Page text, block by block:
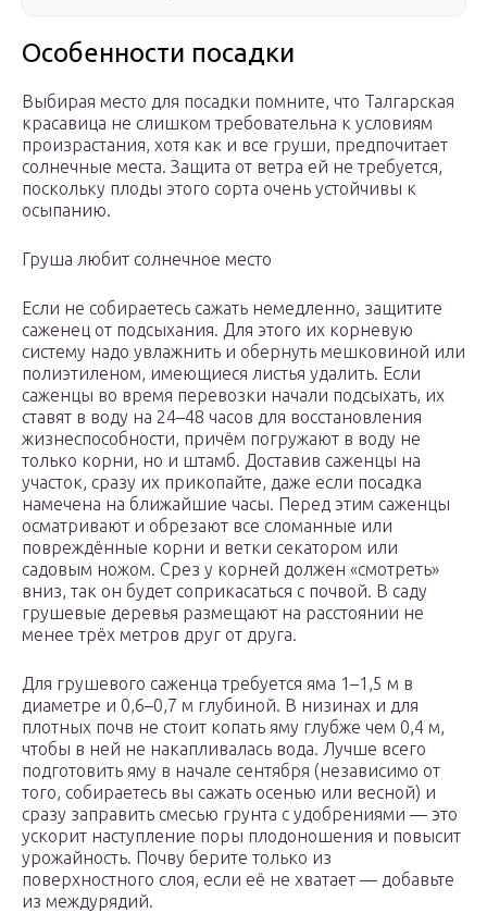
Особенности посадки
Выбирая место для посадки помните, что Талгарская
красавица не слишком требовательна к условиям
произрастания, хотя как и все груши, предпочитает
солнечные места. Защита от ветра ей не требуется,
поскольку плоды этого сорта очень устойчивы к
осыпанию.
Груша любит солнечное место
Если не собираетесь сажать немедленно, защитите
саженец от подсыхания. Для этого их корневую
систему надо увлажнить и обернуть мешковиной или
полиэтиленом, имеющиеся листья удалить. Если
саженцы во время перевозки начали подсыхать, их
ставят в воду на 24–48 часов для восстановления
жизнеспособности, причём погружают в воду не
только корни, но и штамб. Доставив саженцы на
участок, сразу их прикопайте, даже если посадка
намечена на ближайшие часы. Перед этим саженцы
осматривают и обрезают все сломанные или
повреждённые корни и ветки секатором или
садовым ножом. Срез у корней должен «смотреть»
вниз, так он будет соприкасаться с почвой. В саду
грушевые деревья размещают на расстоянии не
менее трёх метров друг от друга.
Для грушевого саженца требуется яма 1–1,5 м в
диаметре и 0,6–0,7 м глубиной. В низинах и для
плотных почв не стоит копать яму глубже чем 0,4 м,
чтобы в ней не накапливалась вода. Лучше всего
подготовить яму в начале сентября (независимо от
того, собираетесь вы сажать осенью или весной) и
сразу заправить смесью грунта с удобрениями — это
ускорит наступление поры плодоношения и повысит
урожайность. Почву берите только из
поверхностного слоя, если её не хватает — добавьте
из междурядий.